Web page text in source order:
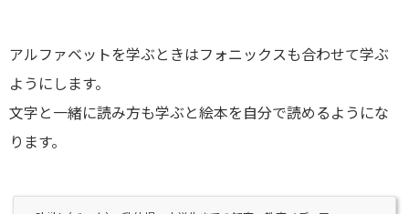
アルファベットを学ぶときはフォニックスも合わせて学ぶ
ようにします。
文字と一緒に読み方も学ぶと絵本を自分で読めるようにな
ります。